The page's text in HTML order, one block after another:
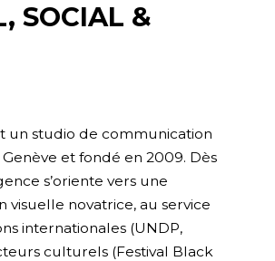
SOCIAL &
un studio de communication
et fondé en 2009. Dès
s’oriente vers une
visuelle novatrice, au service
internationales (UNDP,
culturels (Festival Black